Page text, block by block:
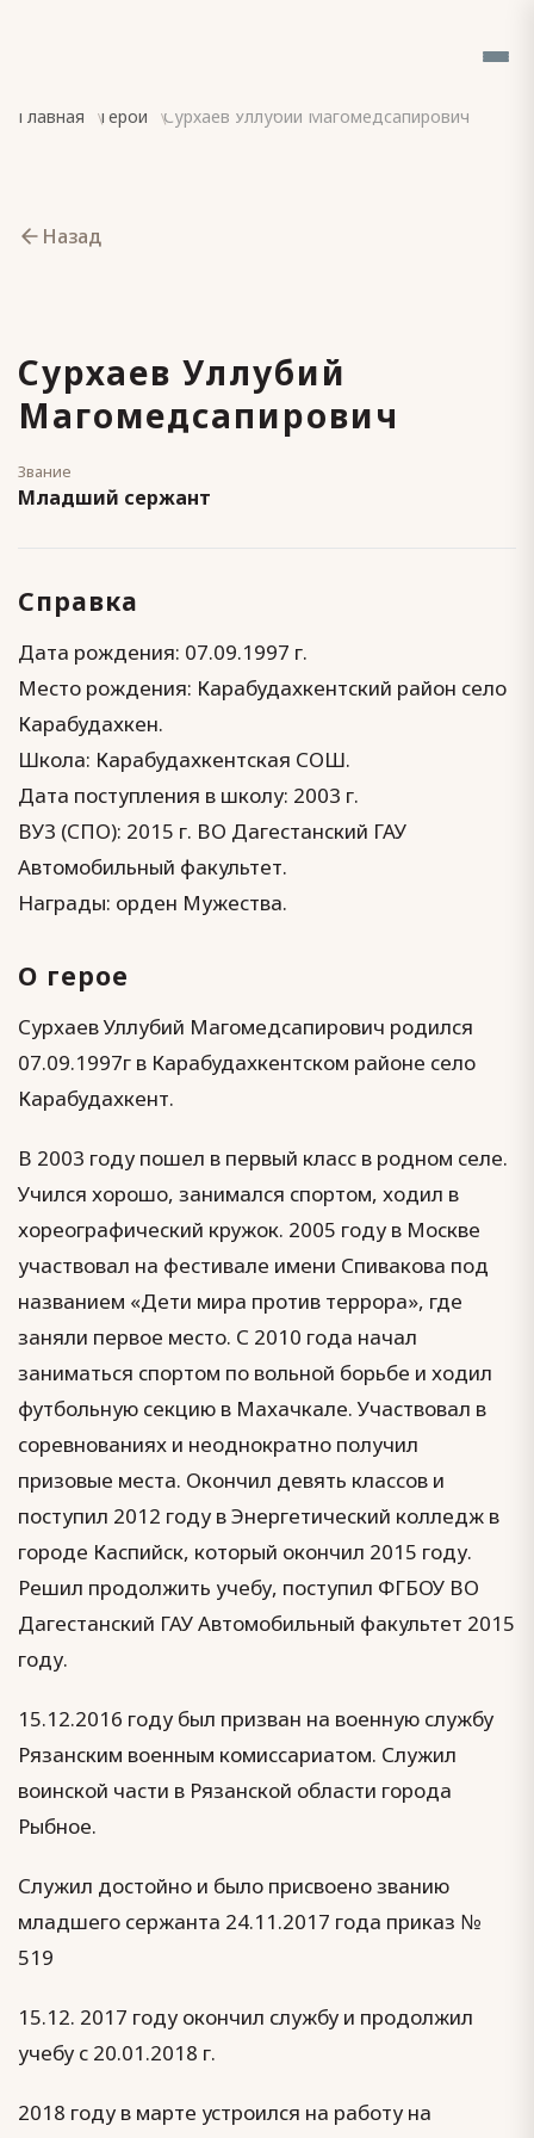
Главная Герои Сурхаев Уллубий Магомедсапирович
Назад
Сурхаев Уллубий
Магомедсапирович
Звание
Младший сержант
Справка
Дата рождения: 07.09.1997 г.
Место рождения: Карабудахкентский район село
Карабудахкен.
Школа: Карабудахкентская СОШ.
Дата поступления в школу: 2003 г.
ВУЗ (СПО): 2015 г. ВО Дагестанский ГАУ
Автомобильный факультет.
Награды: орден Мужества.
О герое
Сурхаев Уллубий Магомедсапирович родился
07.09.1997г в Карабудахкентском районе село
Карабудахкент.
В 2003 году пошел в первый класс в родном селе.
Учился хорошо, занимался спортом, ходил в
хореографический кружок. 2005 году в Москве
участвовал на фестивале имени Спивакова под
названием «Дети мира против террора», где
заняли первое место. С 2010 года начал
заниматься спортом по вольной борьбе и ходил
футбольную секцию в Махачкале. Участвовал в
соревнованиях и неоднократно получил
призовые места. Окончил девять классов и
поступил 2012 году в Энергетический колледж в
городе Каспийск, который окончил 2015 году.
Решил продолжить учебу, поступил ФГБОУ ВО
Дагестанский ГАУ Автомобильный факультет 2015
году.
15.12.2016 году был призван на военную службу
Рязанским военным комиссариатом. Служил
воинской части в Рязанской области города
Рыбное.
Служил достойно и было присвоено званию
младшего сержанта 24.11.2017 года приказ №
519
15.12. 2017 году окончил службу и продолжил
учебу с 20.01.2018 г.
2018 году в марте устроился на работу на